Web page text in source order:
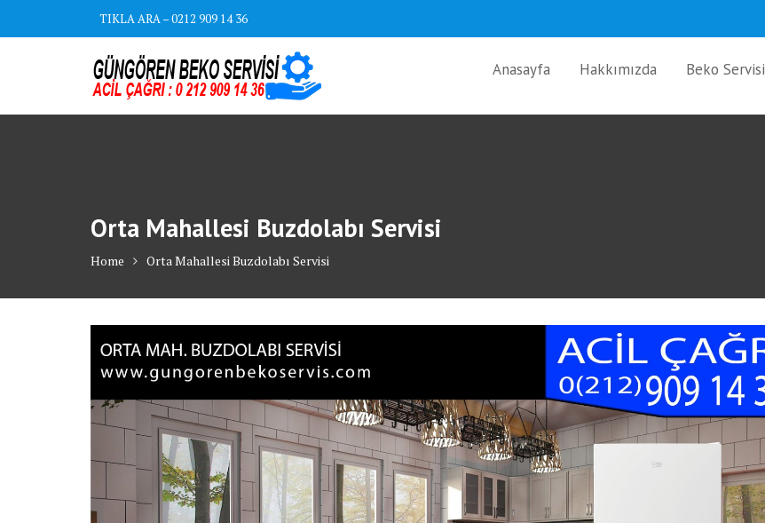
TIKLA ARA – 0212 909 14 36
Anasayfa Hakkımızda Beko Servisi
Orta Mahallesi Buzdolabı Servisi
Home Orta Mahallesi Buzdolabı Servisi